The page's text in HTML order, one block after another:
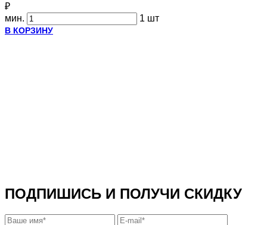
₽
мин.
1 шт
В КОРЗИНУ
ПОДПИШИСЬ И ПОЛУЧИ СКИДКУ